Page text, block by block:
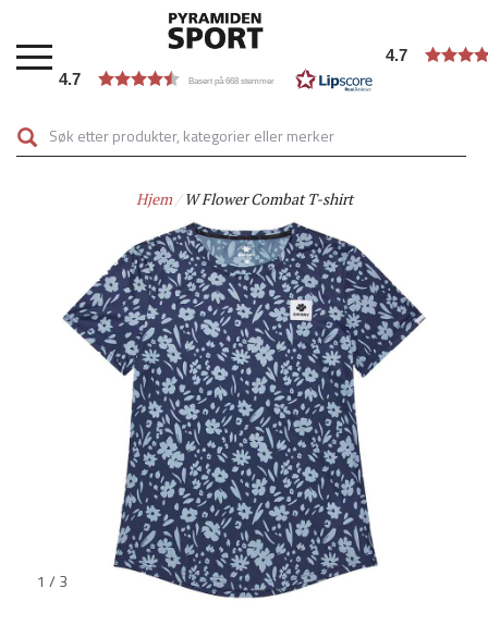
hovedinnhold
4.7 Basert på 668 stemmer
4.7
Hjem W Flower Combat T-shirt
1 / 3